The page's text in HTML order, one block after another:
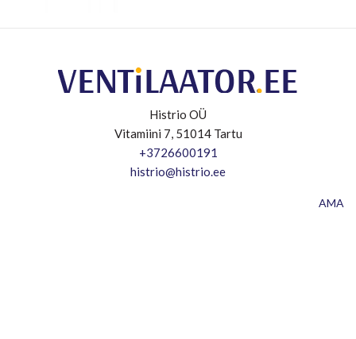
Histrio OÜ
Vitamiini 7, 51014 Tartu
+3726600191
histrio@histrio.ee
AMA